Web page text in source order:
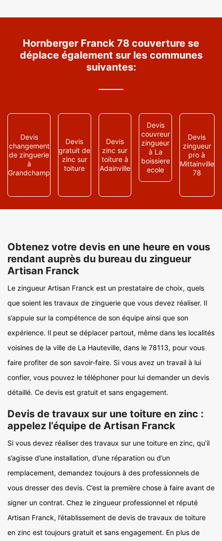
Hornberger Franck 78 couverture se
déplace également sur les communes
suivantes:
Devis
changement
de zinguerie
à
Grandchamp
Devis
gratuit de
zinc sur
toiture
Devis
zinc sur
toiture à
Adainville
Devis
couvreur
zingueur
à La
boissiere
ecole
Devis
zingueur
pro à
Mittainville
78
Obtenez votre devis en une heure en vous
rendant auprès du bureau du zingueur
Artisan Franck
Le zingueur Artisan Franck est un prestataire de choix, quels
que soient les travaux de zinguerie que vous devez réaliser. Il
s’appuie sur la compétence de son équipe ainsi que son
expérience. Il peut se déplacer partout, même dans les localités
voisines de la ville de La Hauteville, dans le 78113, pour vous
faire profiter de son savoir-faire. Si vous avez un travail à lui
confier, vous pouvez le téléphoner pour lui demander un devis
détaillé. Ce devis est gratuit et sans engagement.
Devis de travaux sur une toiture en zinc :
appelez l’équipe de Artisan Franck
Si vous devez réaliser des travaux sur une toiture en zinc, qu’il
s’agisse d’une installation, d’une réparation ou d’un
remplacement, demandez toujours à des professionnels de
vous dresser des devis. C’est la première chose à faire avant de
signer un contrat. Chez le zingueur professionnel et réputé
Artisan Franck, l’établissement de devis de travaux de toiture
en zinc est toujours gratuit et sans engagement. En plus de